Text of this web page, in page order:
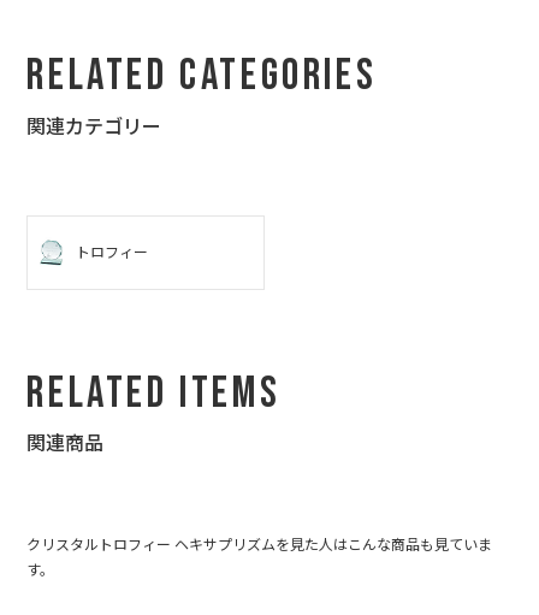
た。
重ねてお礼申し上げます。
Related Categories
関連カテゴリー
トロフィー
Related Items
関連商品
クリスタルトロフィー ヘキサプリズムを見た人はこんな商品も見ていま
す。